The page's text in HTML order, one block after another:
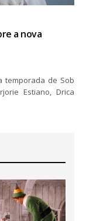
a nova
temporada de Sob
Estiano, Drica